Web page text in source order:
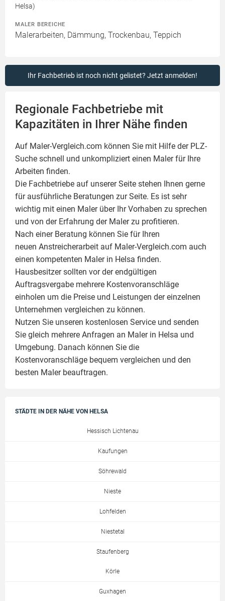
Helsa)
MALER BEREICHE
Malerarbeiten, Dämmung, Trockenbau, Teppich
Ihr Fachbetrieb ist noch nicht gelistet? Jetzt anmelden!
Regionale Fachbetriebe mit
Kapazitäten in Ihrer Nähe finden
Auf Maler-Vergleich.com können Sie mit Hilfe der PLZ-
Suche schnell und unkompliziert einen Malerfür Ihre
Arbeiten finden.
Die Fachbetriebe auf unserer Seite stehen Ihnen gerne
für ausführliche Beratungen zur Seite. Es ist sehr
wichtig mit einen Maler über Ihr Vorhaben zu sprechen
und von der Erfahrung der Maler zu profitieren.
Nach einer Beratung können Sie für Ihren
neuen Anstreicherarbeit auf Maler-Vergleich.com auch
einen kompetenten Maler in Helsa finden.
Hausbesitzer sollten vor der endgültigen
Auftragsvergabe mehrere Kostenvoranschläge
einholen um die Preise und Leistungen der einzelnen
Unternehmen vergleichen zu können.
Nutzen Sie unseren kostenlosen Service und senden
Sie gleich mehrere Anfragen an Maler in Helsa und
Umgebung. Danach können Sie die
Kostenvoranschläge bequem vergleichen und den
besten Maler beauftragen.
STÄDTE IN DER NÄHE VON HELSA
Hessisch Lichtenau
Kaufungen
Söhrewald
Nieste
Lohfelden
Niestetal
Staufenberg
Körle
Guxhagen